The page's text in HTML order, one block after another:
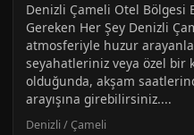
Denizli Çameli Otel Bölgesi
Gereken Her Şey Denizli
atmosferiyle huzur
seyahatleriniz veya özel bir
olduğunda, akşam
arayışına girebilirsiniz....
Denizli / Çameli